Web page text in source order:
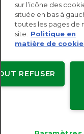
ÉVALUATIONS
RESSOURCES
À PROPOS
Copyright ©
Accords avec les
Confidentialité
sur l’icône des
située en bas à
toutes les pages de
site.
Politique en
matière de
REFUSER